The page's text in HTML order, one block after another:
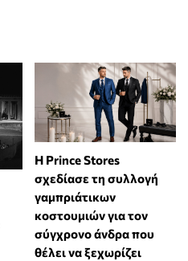
Η Prince Stores
σχεδίασε τη συλλογή
γαμπριάτικων
κοστουμιών για τον
σύγχρονο άνδρα που
θέλει να ξεχωρίζει